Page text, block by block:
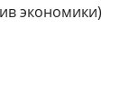
экономики)